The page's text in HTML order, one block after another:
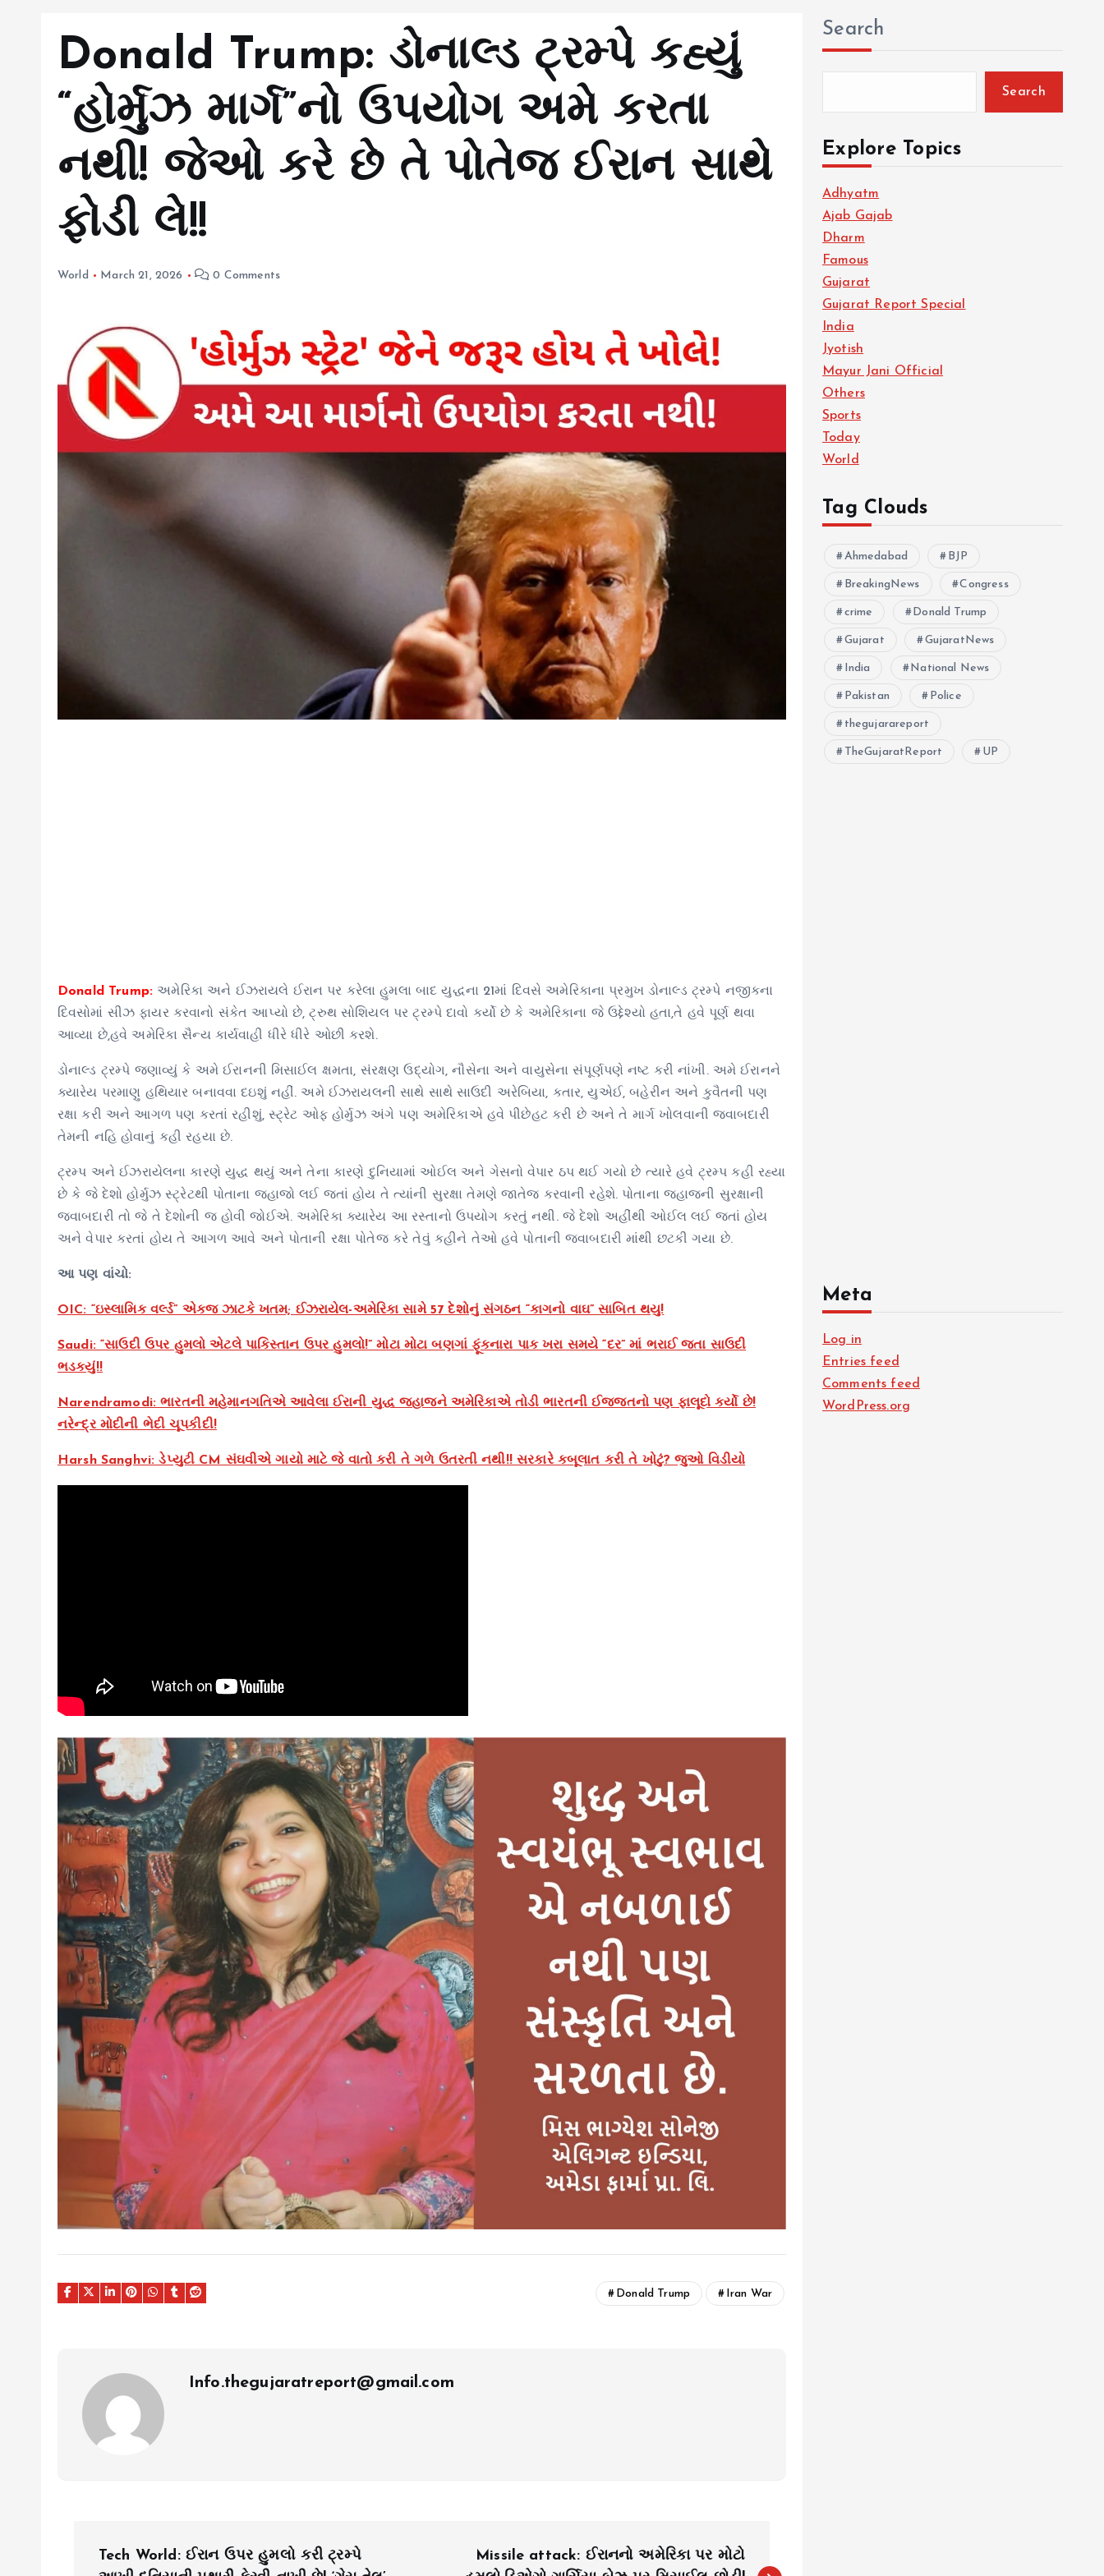
Donald Trump: ડોનાલ્ડ ટ્રમ્પે કહ્યું
“હોર્મુઝ માર્ગ”નો ઉપયોગ અમે કરતા
નથી! જેઓ કરે છે તે પોતેજ ઈરાન સાથે
ફોડી લે!!
World March 21, 2026 0 Comments
Donald Trump: અમેરિકા અને ઈઝરાયલે ઈરાન પર કરેલા હુમલા બાદ યુદ્ધના 21માં દિવસે અમેરિકાના પ્રમુખ ડોનાલ્ડ ટ્રમ્પે નજીકના
દિવસોમાં સીઝ ફાયર કરવાનો સંકેત આપ્યો છે, ટ્રુથ સોશિયલ પર ટ્રમ્પે દાવો કર્યો છે કે અમેરિકાના જે ઉદ્દેશ્યો હતા,તે હવે પૂર્ણ થવા
આવ્યા છે,હવે અમેરિકા સૈન્ય કાર્યવાહી ધીરે ધીરે ઓછી કરશે.
ડોનાલ્ડ ટ્રમ્પે જણાવ્યું કે અમે ઈરાનની મિસાઈલ ક્ષમતા, સંરક્ષણ ઉદ્યોગ, નૌસેના અને વાયુસેના સંપૂર્ણપણે નષ્ટ કરી નાંખી. અમે ઈરાનને
ક્યારેય પરમાણુ હથિયાર બનાવવા દઇશું નહીં. અમે ઈઝરાયલની સાથે સાથે સાઉદી અરેબિયા, કતાર, યુએઈ, બહેરીન અને કુવૈતની પણ
રક્ષા કરી અને આગળ પણ કરતાં રહીશું, સ્ટ્રેટ ઓફ હોર્મુઝ અંગે પણ અમેરિકાએ હવે પીછેહટ કરી છે અને તે માર્ગ ખોલવાની જવાબદારી
તેમની નહિ હોવાનું કહી રહયા છે.
ટ્રમ્પ અને ઈઝરાયેલના કારણે યુદ્ધ થયું અને તેના કારણે દુનિયામાં ઓઈલ અને ગેસનો વેપાર ઠપ થઈ ગયો છે ત્યારે હવે ટ્રમ્પ કહી રહ્યા
છે કે જે દેશો હોર્મુઝ સ્ટ્રેટથી પોતાના જહાજો લઈ જતાં હોય તે ત્યાંની સુરક્ષા તેમણે જાતેજ કરવાની રહેશે. પોતાના જહાજની સુરક્ષાની
જવાબદારી તો જે તે દેશોની જ હોવી જોઈએ. અમેરિકા ક્યારેય આ રસ્તાનો ઉપયોગ કરતું નથી. જે દેશો અહીંથી ઓઈલ લઈ જતાં હોય
અને વેપાર કરતાં હોય તે આગળ આવે અને પોતાની રક્ષા પોતેજ કરે તેવું કહીને તેઓ હવે પોતાની જવાબદારી માંથી છટકી ગયા છે.
આ પણ વાંચો:
OIC: “ઇસ્લામિક વર્લ્ડ” એકજ ઝાટકે ખતમ; ઈઝરાયેલ-અમેરિકા સામે 57 દેશોનું સંગઠન “કાગનો વાઘ” સાબિત થયુ!
Saudi: “સાઉદી ઉપર હુમલો એટલે પાકિસ્તાન ઉપર હુમલો!” મોટા મોટા બણગાં ફૂંકનારા પાક ખરા સમયે “દર” માં ભરાઈ જતા સાઉદી
ભડકયું!!
Narendramodi: ભારતની મહેમાનગતિએ આવેલા ઈરાની યુદ્ધ જહાજને અમેરિકાએ તોડી ભારતની ઈજ્જતનો પણ ફાલૂદો કર્યો છે!
નરેન્દ્ર મોદીની ભેદી ચૂપકીદી!
Harsh Sanghvi: ડેપ્યુટી CM સંઘવીએ ગાયો માટે જે વાતો કરી તે ગળે ઉતરતી નથી!! સરકારે કબૂલાત કરી તે ખોટું? જુઓ વિડીયો
Donald Trump Iran War
Info.thegujaratreport@gmail.com
Tech World: ઈરાન ઉપર હુમલો કરી ટ્રમ્પે
Missile attack: ઈરાનનો અમેરિકા પર મોટો
Search
Search
Explore Topics
Adhyatm
Ajab Gajab
Dharm
Famous
Gujarat
Gujarat Report Special
India
Jyotish
Mayur Jani Official
Others
Sports
Today
World
Tag Clouds
Ahmedabad BJP
BreakingNews Congress
crime Donald Trump
Gujarat GujaratNews
India National News
Pakistan Police
thegujarareport
TheGujaratReport UP
Meta
Log in
Entries feed
Comments feed
WordPress.org